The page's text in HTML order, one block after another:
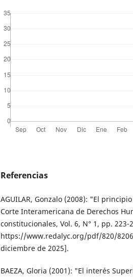
Referencias
AGUILAR, Gonzalo (2008): "El
Corte Interamericana de Derechos
constitucionales, Vol. 6, N° 1, pp. 223-
https://www.redalyc.org/pdf/820/
diciembre de 2025].
BAEZA, Gloria (2001): "El interés